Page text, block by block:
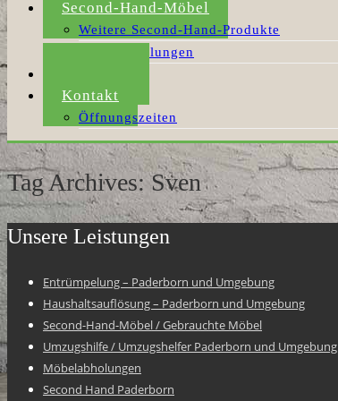
Second-Hand-Möbel
Weitere Second-Hand-Produkte
Möbelabholungen
Kontakt
Öffnungszeiten
Tag Archives: Sven
Unsere Leistungen
Entrümpelung – Paderborn und Umgebung
Haushaltsauflösung – Paderborn und Umgebung
Second-Hand-Möbel / Gebrauchte Möbel
Umzugshilfe / Umzugshelfer Paderborn und Umgebung
Möbelabholungen
Second Hand Paderborn